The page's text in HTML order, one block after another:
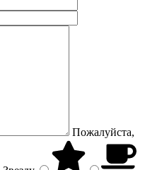
Пожалуйста,